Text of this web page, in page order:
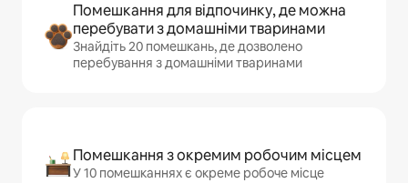
Помешкання для відпочинку, де можна
перебувати з домашніми тваринами
Знайдіть 20 помешкань, де дозволено
перебування з домашніми тваринами
Помешкання з окремим робочим місцем
У 10 помешканнях є окреме робоче місце